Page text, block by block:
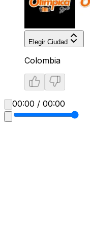
Elegir Ciudad
Colombia
00:00 / 00:00